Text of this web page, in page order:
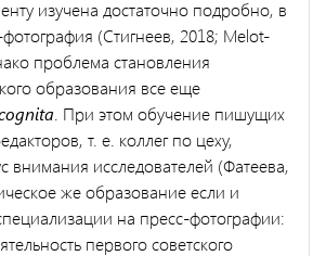
изучена достаточно подробно, в
(Стигнеев, 2018; Melot-
проблема становления
образования все еще
. При этом обучение пишущих
т. е. коллег по цеху,
внимания исследователей (Фатеева,
же образование если и
на пресс-фотографии:
первого советского